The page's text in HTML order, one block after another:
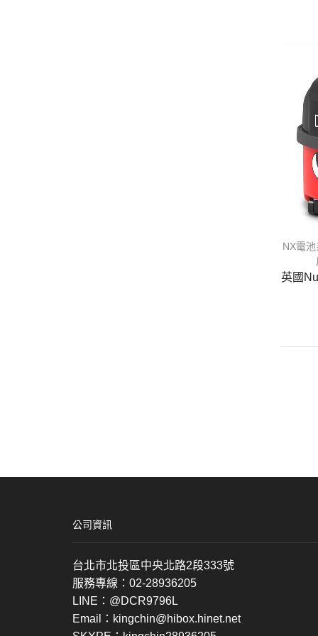
NX電池
英國
公司資訊
台北市北投區中央北路2段333號
服務專線：02-28936205
LINE：@DCR9796L
Email：kingchin@hibox.hinet.net